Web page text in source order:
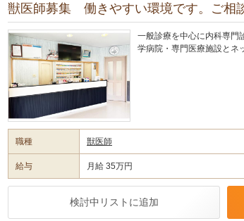
獣医師募集 働きやすい環境です。ご相
一般診療を中心に内科専門
学病院・専門医療施設とネ
職種 獣医師
給与 月給 35万円
検討中リストに追加